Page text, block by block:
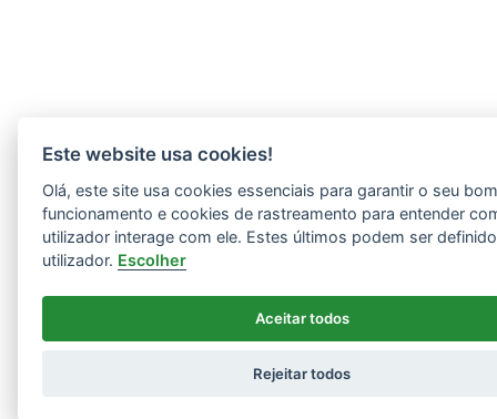
Este website usa cookies!
Olá, este site usa cookies essenciais para garantir o seu
funcionamento e cookies de rastreamento para entender
utilizador interage com ele. Estes últimos podem ser
utilizador. Escolher
Aceitar todos
Rejeitar todos